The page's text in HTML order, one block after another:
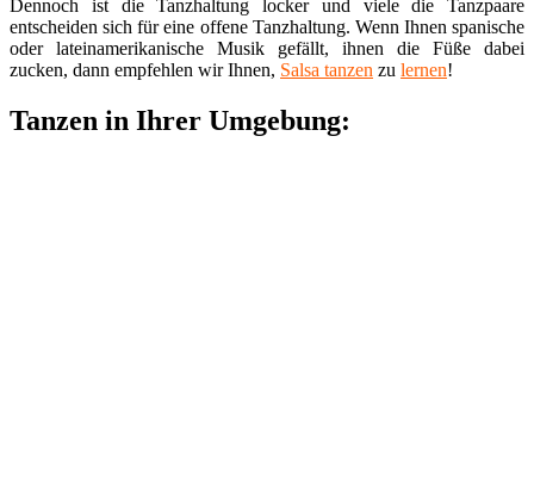
Dennoch ist die Tanzhaltung locker und viele die Tanzpaare
entscheiden sich für eine offene Tanzhaltung. Wenn Ihnen spanische
oder lateinamerikanische Musik gefällt, ihnen die Füße dabei
zucken, dann empfehlen wir Ihnen, Salsa tanzen zu lernen!
Tanzen in Ihrer Umgebung: